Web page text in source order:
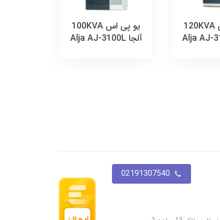
یو پی اس 120KVA
یو پی اس 100KVA
آلجا Alja AJ-3100L
02191307540